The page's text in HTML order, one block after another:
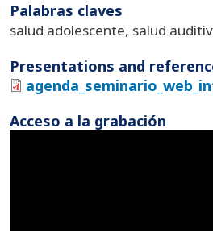
Palabras claves
salud adolescente, salud
Presentations and
Acceso a la grabación